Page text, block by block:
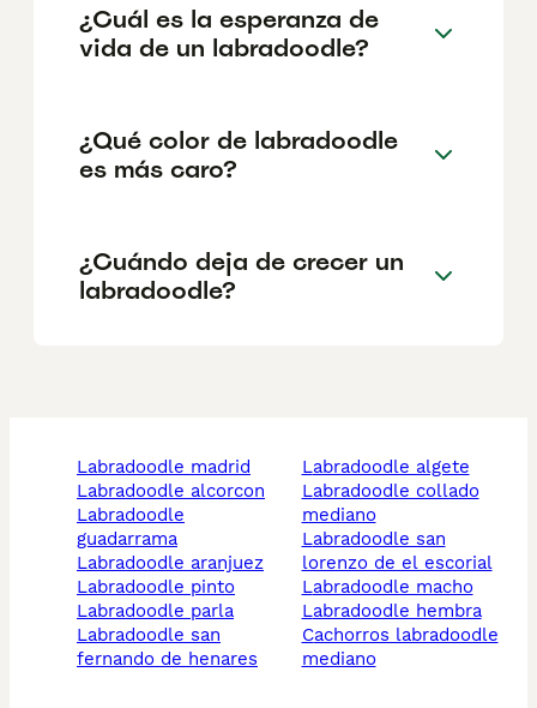
¿Cuál es la esperanza de
vida de un labradoodle?
¿Qué color de labradoodle
es más caro?
¿Cuándo deja de crecer un
labradoodle?
labradoodle madrid
labradoodle alcorcon
labradoodle
guadarrama
labradoodle aranjuez
labradoodle pinto
labradoodle parla
labradoodle san
fernando de henares
labradoodle algete
labradoodle collado
mediano
labradoodle san
lorenzo de el escorial
labradoodle macho
labradoodle hembra
cachorros labradoodle
mediano